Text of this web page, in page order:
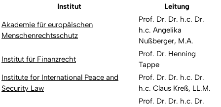
Institut Leitung
Akademie für europäischen
Menschenrechtsschutz
Prof. Dr. Dr. h.c. Dr.
h.c. Angelika
Nußberger, M.A.
Institut für Finanzrecht
Prof. Dr. Henning
Tappe
Institute for International Peace and
Security Law
Prof. Dr. Dr. h.c. Dr.
h.c. Claus Kreß, LL.M.
Prof. Dr. Dr. h.c. Dr.